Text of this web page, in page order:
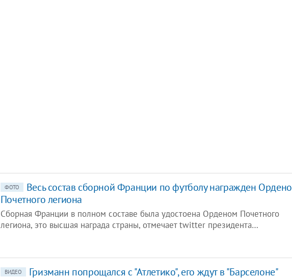
ФОТО
Весь состав сборной Франции по футболу награжден
Почетного легиона
Сборная Франции в полном составе была удостоена Орденом Почетного
легиона, это высшая награда страны, отмечает twitter президента…
ВИДЕО Гризманн попрощался с "Атлетико", его ждут в "Барселоне"